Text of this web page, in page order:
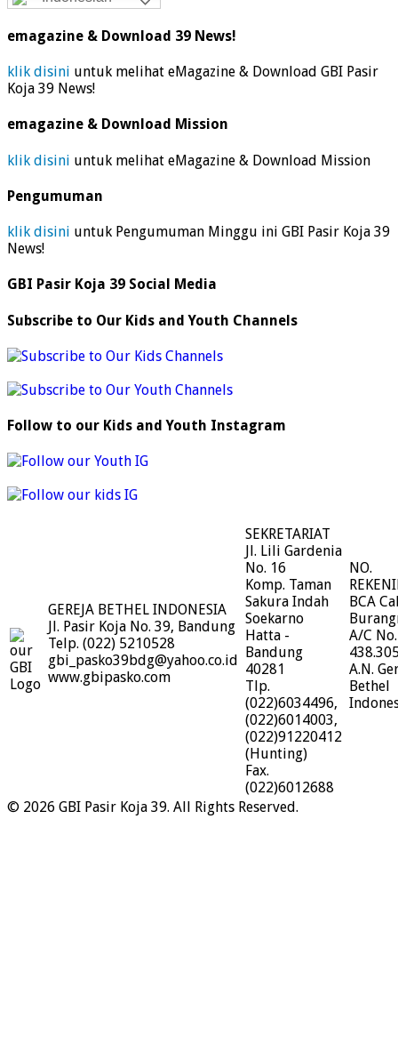
emagazine & Download 39 News!
klik disini untuk melihat eMagazine & Download GBI Pasir
Koja 39 News!
emagazine & Download Mission
klik disini untuk melihat eMagazine & Download Mission
Pengumuman
klik disini untuk Pengumuman Minggu ini GBI Pasir Koja 39
News!
GBI Pasir Koja 39 Social Media
Subscribe to Our Kids and Youth Channels
Follow to our Kids and Youth Instagram
GEREJA BETHEL INDONESIA
Jl. Pasir Koja No. 39, Bandung
Telp. (022) 5210528
gbi_pasko39bdg@yahoo.co.id
www.gbipasko.com
SEKRETARIAT
Jl. Lili Gardenia
No. 16
Komp. Taman
Sakura Indah
Soekarno
Hatta -
Bandung
40281
Tlp.
(022)6034496,
(022)6014003,
(022)91220412
(Hunting)
Fax.
(022)6012688
NO.
BCA
A/C No.
A.N.
Bethel
© 2026 GBI Pasir Koja 39. All Rights Reserved.